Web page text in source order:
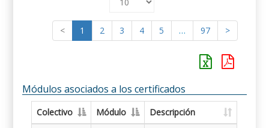
< 1 2 3 4 5 … 97 >
Módulos asociados a los certificados
Colectivo Módulo
Descripción